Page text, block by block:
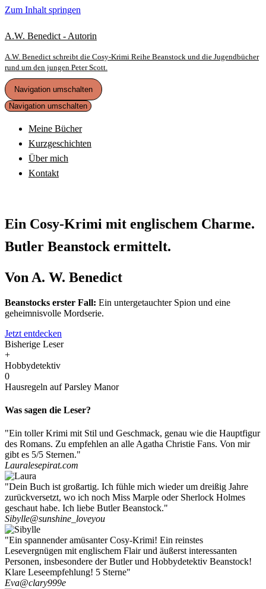
Zum Inhalt springen
A.W. Benedict - Autorin
A.W. Benedict schreibt die Cosy-Krimi Reihe Beanstock und die Jugendbücher
rund um den jungen Peter Scott.
Navigation umschalten
Navigation umschalten
Meine Bücher
Kurzgeschichten
Über mich
Kontakt
Ein Cosy-Krimi mit englischem Charme.
Butler Beanstock ermittelt.
Von A. W. Benedict
Beanstocks erster Fall: Ein untergetauchter Spion und eine
geheimnisvolle Mordserie.
Jetzt entdecken
Bisherige Leser
+
Hobbydetektiv
0
Hausregeln auf Parsley Manor
Was sagen die Leser?
"Ein toller Krimi mit Stil und Geschmack, genau wie die Hauptfigur
des Romans. Zu empfehlen an alle Agatha Christie Fans. Von mir
gibt es 5/5 Sternen."
Lauralesepirat.com
"Dein Buch ist großartig. Ich fühle mich wieder um dreißig Jahre
zurückversetzt, wo ich noch Miss Marple oder Sherlock Holmes
geschaut habe. Ich liebe Butler Beanstock."
Sibylle@sunshine_loveyou
"Ein spannender amüsanter Cosy-Krimi! Ein reinstes
Lesevergnügen mit englischem Flair und äußerst interessanten
Personen, insbesondere der Butler und Hobbydetektiv Beanstock!
Klare Leseempfehlung! 5 Sterne"
Eva@clary999e